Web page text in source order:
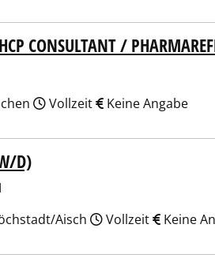
CONSULTANT /
Vollzeit Keine Angabe
D)
Aisch
Vollzeit Keine